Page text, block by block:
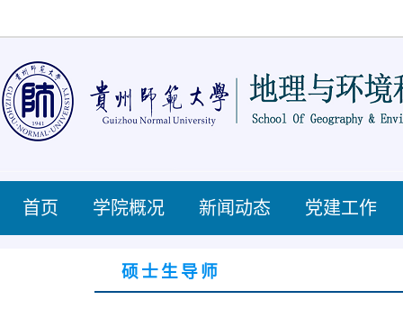
首页 学院概况 新闻动态 党建工作
硕士生导师